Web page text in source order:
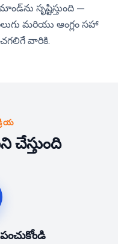
సృష్టిస్తుంది —
మరియు ఆంగ్లం సహా
వారికి.